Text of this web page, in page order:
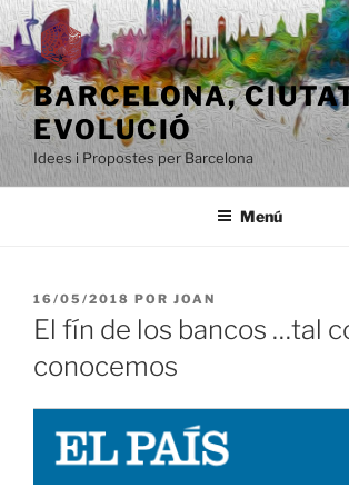
Saltar
al
contenido
BARCELONA,
EVOLUCIÓ
Idees i Propostes per Barcelona
Menú
PUBLICADO
EL
16/05/2018 POR JOAN
El fín de los bancos …tal
conocemos